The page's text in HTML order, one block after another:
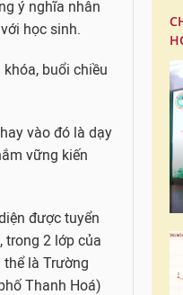
ý nghĩa nhân
học sinh.
buổi chiều
vào đó là dạy
vững kiến
được tuyển
trong 2 lớp của
là Trường
Thanh Hoá)